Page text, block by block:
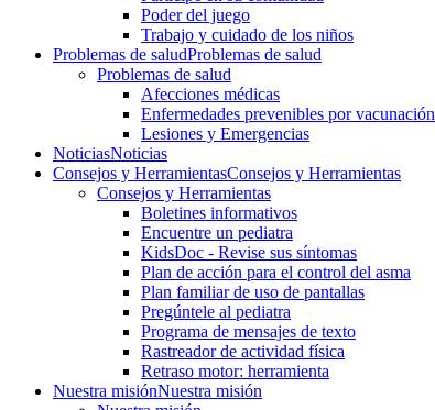
Poder del juego
Trabajo y cuidado de los niños
Problemas de saludProblemas de salud
Problemas de salud
Afecciones médicas
Enfermedades prevenibles por vacunación
Lesiones y Emergencias
NoticiasNoticias
Consejos y HerramientasConsejos y Herramientas
Consejos y Herramientas
Boletines informativos
Encuentre un pediatra
KidsDoc - Revise sus síntomas
Plan de acción para el control del asma
Plan familiar de uso de pantallas
Pregúntele al pediatra
Programa de mensajes de texto
Rastre​​ador de activida​d física
Retraso motor: herramienta
Nuestra misiónNuestra misión